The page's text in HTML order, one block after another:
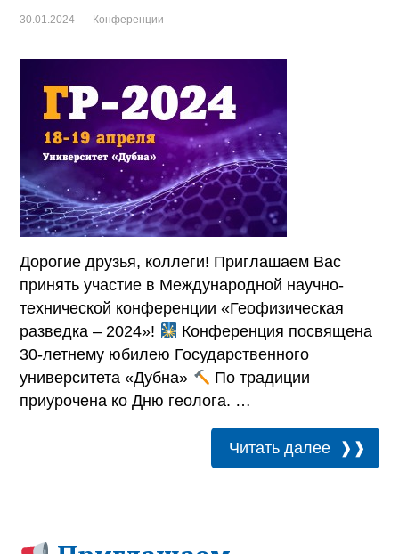
30.01.2024 Конференции
Дорогие друзья, коллеги! Приглашаем Вас
принять участие в Международной научно-
технической конференции «Геофизическая
разведка – 2024»!
Конференция посвящена
30-летнему юбилею Государственного
университета «Дубна»
По традиции
приурочена ко Дню геолога. …
Читать далее